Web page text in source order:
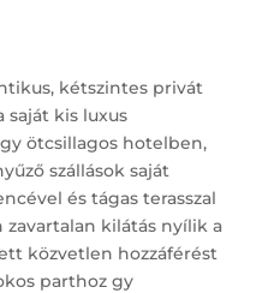
kétszintes privát
saját kis luxus
ötcsillagos hotelben,
szállások saját
és tágas terasszal
kilátás nyílik a
közvetlen hozzáférést
parthoz gy